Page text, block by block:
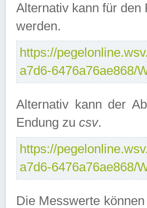
Alternativ kann für
werden.
https://
a7d6-6476a76ae868/
Alternativ kann der
Endung zu csv.
https://
a7d6-6476a76ae868/
Die Messwerte